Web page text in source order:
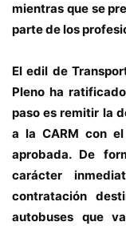
mientras que se
parte de los
El edil de
Pleno ha
paso es remitir la
a la CARM con
aprobada. De
carácter
contratación
autobuses que